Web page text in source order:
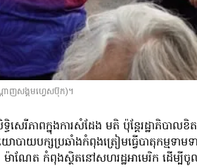
ដាញសង្គមហ្វេសប៊ុក)។
េរីភាពក្នុងការសំដែង មតិ ប៉ុន្តែរដ្ឋាភិបាលខិ
យបក្សប្រឆាំងកំពុងត្រៀមធ្វើបាតុកម្មទាមទា
ម៉ាណែត កំពុងស្ថិតនៅសហរដ្ឋអាមេរិក ដើម្បីចូ